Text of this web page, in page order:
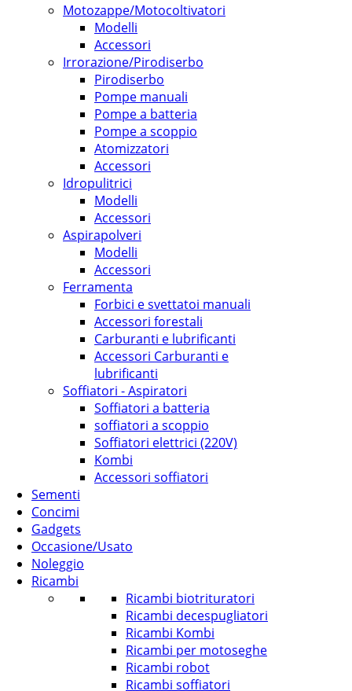
Motozappe/Motocoltivatori
Modelli
Accessori
Irrorazione/Pirodiserbo
Pirodiserbo
Pompe manuali
Pompe a batteria
Pompe a scoppio
Atomizzatori
Accessori
Idropulitrici
Modelli
Accessori
Aspirapolveri
Modelli
Accessori
Ferramenta
Forbici e svettatoi manuali
Accessori forestali
Carburanti e lubrificanti
Accessori Carburanti e
lubrificanti
Soffiatori - Aspiratori
Soffiatori a batteria
soffiatori a scoppio
Soffiatori elettrici (220V)
Kombi
Accessori soffiatori
Sementi
Concimi
Gadgets
Occasione/Usato
Noleggio
Ricambi
Ricambi biotrituratori
Ricambi decespugliatori
Ricambi Kombi
Ricambi per motoseghe
Ricambi robot
Ricambi soffiatori